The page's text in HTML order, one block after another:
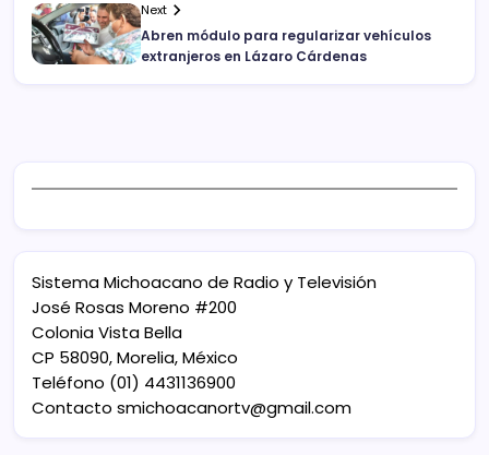
Next
Abren módulo para regularizar vehículos
extranjeros en Lázaro Cárdenas
Sistema Michoacano de Radio y Televisión
José Rosas Moreno #200
Colonia Vista Bella
CP 58090, Morelia, México
Teléfono (01) 4431136900
Contacto smichoacanortv@gmail.com